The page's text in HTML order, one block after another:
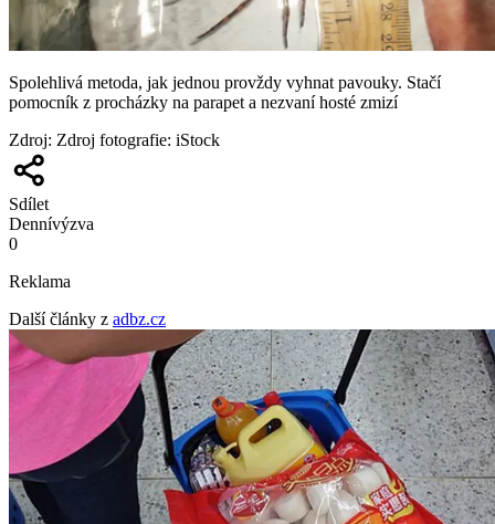
Spolehlivá metoda, jak jednou provždy vyhnat pavouky. Stačí
pomocník z procházky na parapet a nezvaní hosté zmizí
Zdroj: Zdroj fotografie: iStock
Sdílet
Dennívýzva
0
Reklama
Další články z adbz.cz